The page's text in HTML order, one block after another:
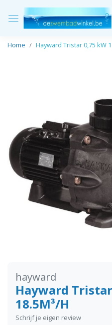
Home Hayward Tristar 0,75 kW
hayward
Hayward
18.5M³/H
Schrijf je eigen review